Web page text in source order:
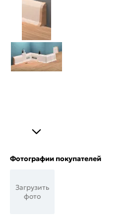
Фотографии покупателей
Загрузить
фото